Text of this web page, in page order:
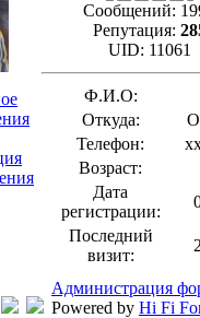
Сообщений:
Репутация:
UID: 11061
Ф.И.О:
Откуда:
Телефон:
Возраст:
Дата
регистрации:
Последний
визит:
Администрация
Powered by Hi Fi